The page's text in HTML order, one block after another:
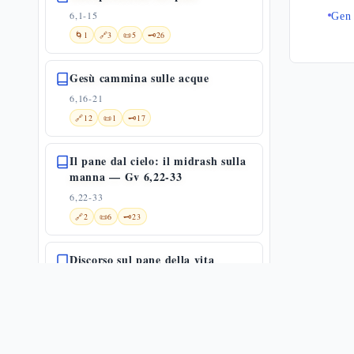
6,1-15
🌀 1 🔗3 📜5 🗝️26
Gesù cammina sulle acque
6,16-21
🔗12 📜1 🗝️17
Il pane dal cielo: il midrash sulla
manna — Gv 6,22-33
6,22-33
🔗2 📜6 🗝️23
Discorso sul pane della vita